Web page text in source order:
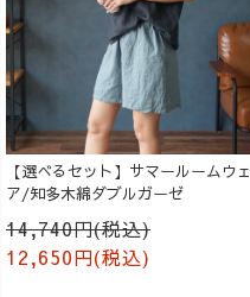
【選べるセット】サマールームウェ
ア/知多木綿ダブルガーゼ
14,740円(税込)
12,650円(税込)